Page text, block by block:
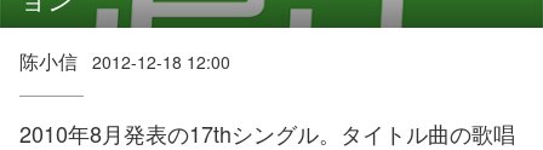
陈小信 2012-12-18 12:00
2010年8月発表の17thシングル。タイトル曲の歌唱